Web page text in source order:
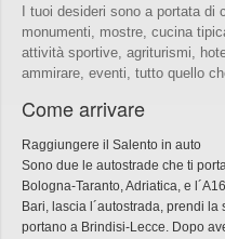
I tuoi desideri sono a portata
monumenti, mostre, cucina
attività sportive, agriturismi,
ammirare, eventi, tutto quello
Come arrivare
Raggiungere il Salento in auto
Sono due le autostrade che ti
Bologna-Taranto, Adriatica, e
Bari, lascia l´autostrada, prendi
portano a Brindisi-Lecce. Dopo